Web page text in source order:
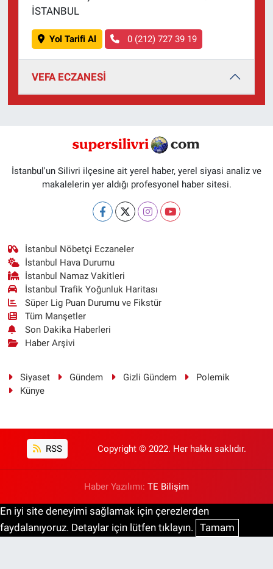
İSTANBUL
Yol Tarifi Al 0 (212) 727 39 19
VEFA ECZANESİ
İstanbul'un Silivri ilçesine ait yerel haber, yerel siyasi analiz ve
makalelerin yer aldığı profesyonel haber sitesi.
İstanbul Nöbetçi Eczaneler
İstanbul Hava Durumu
İstanbul Namaz Vakitleri
İstanbul Trafik Yoğunluk Haritası
Süper Lig Puan Durumu ve Fikstür
Tüm Manşetler
Son Dakika Haberleri
Haber Arşivi
Siyaset Gündem Gizli Gündem
Polemik
Künye
RSS Copyright © 2022. Her hakkı saklıdır.
Haber Yazılımı: TE Bilişim
En iyi site deneyimi sağlamak için çerezlerden
faydalanıyoruz. Detaylar için lütfen tıklayın. Tamam